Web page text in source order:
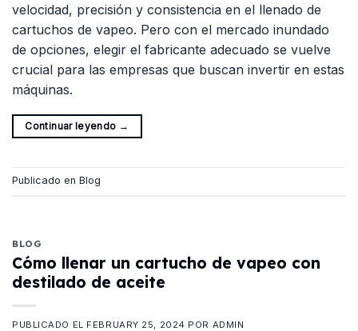
velocidad, precisión y consistencia en el llenado de
cartuchos de vapeo. Pero con el mercado inundado
de opciones, elegir el fabricante adecuado se vuelve
crucial para las empresas que buscan invertir en estas
máquinas.
Continuar leyendo →
Publicado en Blog
BLOG
Cómo llenar un cartucho de vapeo con
destilado de aceite
PUBLICADO EL FEBRUARY 25, 2024 POR ADMIN